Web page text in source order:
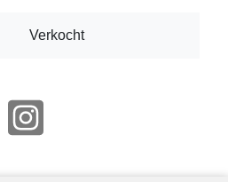
Verkocht